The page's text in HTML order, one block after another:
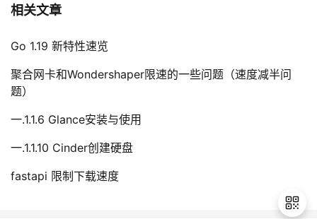
相关文章
Go 1.19 新特性速览
聚合网卡和Wondershaper限速的一些问题（速度减半问
题）
一.1.1.6 Glance安装与使用
一.1.1.10 Cinder创建硬盘
fastapi 限制下载速度